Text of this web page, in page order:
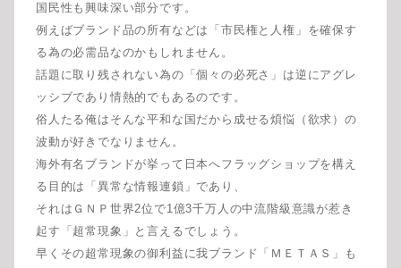
国民性も興味深い部分です。
例えばブランド品の所有などは「市民権と人権」を確保す
る為の必需品なのかもしれません。
話題に取り残されない為の「個々の必死さ」は逆にアグレ
ッシブであり情熱的でもあるのです。
俗人たる俺はそんな平和な国だから成せる煩悩（欲求）の
波動が好きでなりません。
海外有名ブランドが挙って日本へフラッグショップを構え
る目的は「異常な情報連鎖」であり、
それはＧＮＰ世界2位で1億3千万人の中流階級意識が惹き
起す「超常現象」と言えるでしょう。
早くその超常現象の御利益に我ブランド「ＭＥＴＡＳ」も